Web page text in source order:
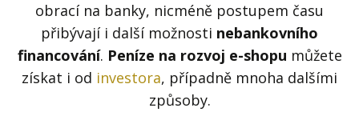
Přihlášení
Kontakt
Obchodní podmínky
obrací na banky, nicméně postupem času
přibývají i další možnosti nebankovního
financování. Peníze na rozvoj e-shopu můžete
získat i od investora, případně mnoha dalšími
způsoby.